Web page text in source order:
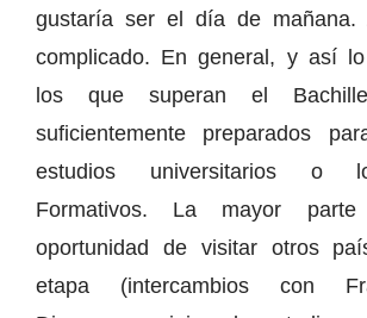
gustaría ser el día de mañana.
complicado. En general, y así lo
los que superan el
suficientemente preparados
estudios universitarios o
Formativos. La mayor
oportunidad de visitar otros
etapa (intercambios con